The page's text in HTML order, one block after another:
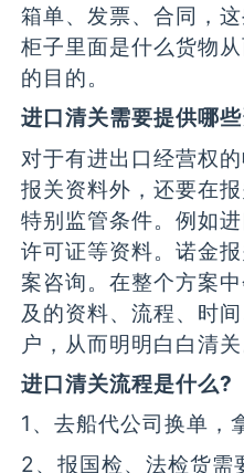
箱单、发票、合同，
柜子里面是什么货物
的目的。
进口清关需要提供哪
对于有进出口经营权
报关资料外，还要在
特别监管条件。例如
许可证等资料。诺金
案咨询。在整个方案
及的资料、流程、时
户，从而明明白白清关
进口清关流程是什么?
1、去船代公司换单，
2、报国检、法检货需